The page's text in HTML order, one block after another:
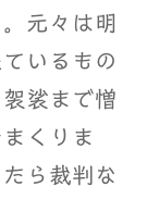
元々は明
いるもの
裟まで憎
くりま
ら裁判な